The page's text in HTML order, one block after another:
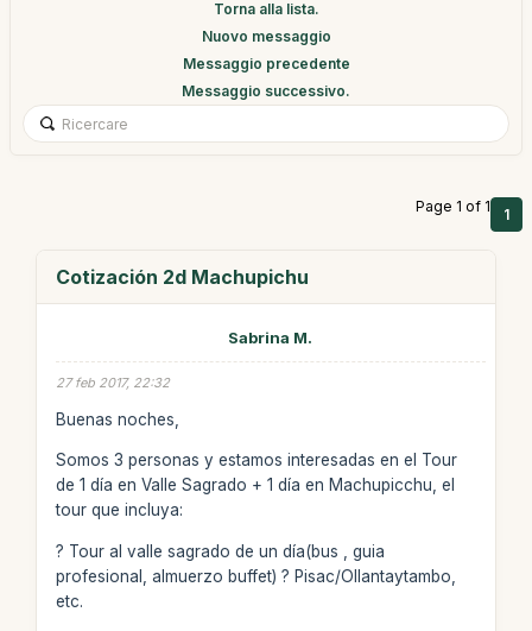
Torna alla lista.
Nuovo messaggio
Messaggio precedente
Messaggio successivo.
Page 1 of 1 1
Cotización 2d Machupichu
Sabrina M.
27 feb 2017, 22:32
Buenas noches,
Somos 3 personas y estamos interesadas en el Tour
de 1 día en Valle Sagrado + 1 día en Machupicchu, el
tour que incluya:
? Tour al valle sagrado de un día(bus , guia
profesional, almuerzo buffet) ? Pisac/Ollantaytambo,
etc.